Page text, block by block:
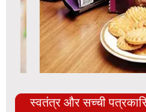
स्वतंत्र और सच्ची